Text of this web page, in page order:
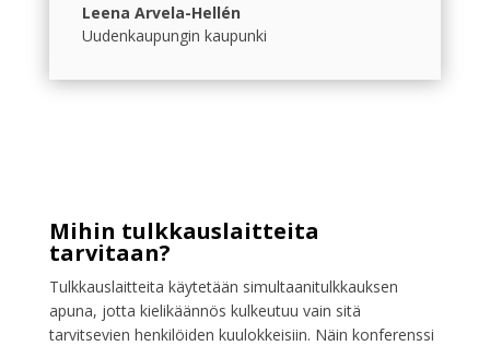
Leena Arvela-Hellén
Uudenkaupungin kaupunki
Mihin tulkkauslaitteita
tarvitaan?
Tulkkauslaitteita käytetään simultaanitulkkauksen
apuna, jotta kielikäännös kulkeutuu vain sitä
tarvitsevien henkilöiden kuulokkeisiin. Näin konferenssi